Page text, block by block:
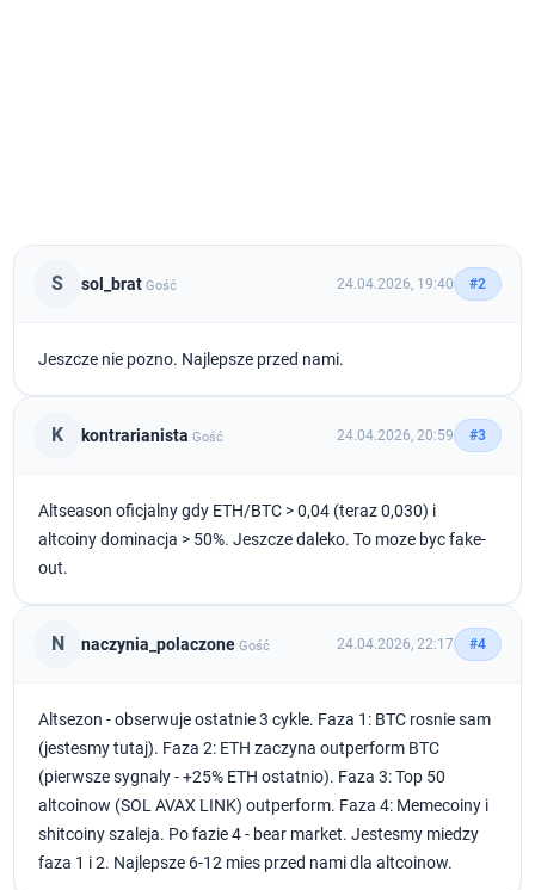
S sol_brat Gość 24.04.2026, 19:40 #2
Jeszcze nie pozno. Najlepsze przed nami.
K kontrarianista Gość 24.04.2026, 20:59 #3
Altseason oficjalny gdy ETH/BTC > 0,04 (teraz 0,030) i
altcoiny dominacja > 50%. Jeszcze daleko. To moze byc fake-
out.
N naczynia_polaczone Gość 24.04.2026, 22:17 #4
Altsezon - obserwuje ostatnie 3 cykle. Faza 1: BTC rosnie sam
(jestesmy tutaj). Faza 2: ETH zaczyna outperform BTC
(pierwsze sygnaly - +25% ETH ostatnio). Faza 3: Top 50
altcoinow (SOL AVAX LINK) outperform. Faza 4: Memecoiny i
shitcoiny szaleja. Po fazie 4 - bear market. Jestesmy miedzy
faza 1 i 2. Najlepsze 6-12 mies przed nami dla altcoinow.